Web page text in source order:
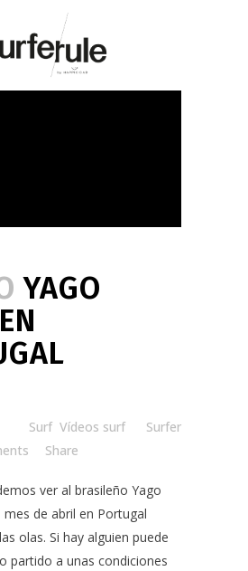
YAGO
Surf Vídeos surf
Surfer
Share
ver al brasileño Yago
de abril en Portugal
olas. Si hay alguien puede
partido a unas condiciones